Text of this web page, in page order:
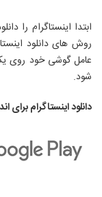
ابتدا اینستاگرام را
روش های دانلود
عامل گوشی خود روی
شود.
دانلود اینستاگرام برای